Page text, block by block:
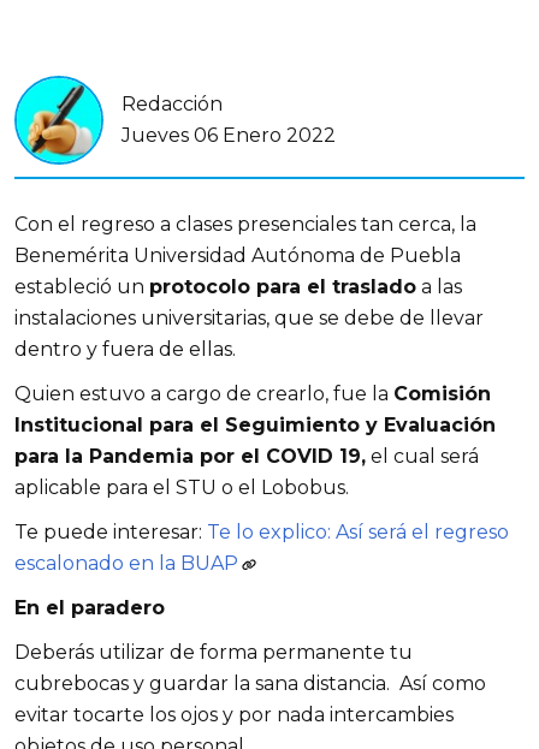
Redacción
Jueves 06 Enero 2022
Con el regreso a clases presenciales tan cerca, la
Benemérita Universidad Autónoma de Puebla
estableció un protocolo para el traslado a las
instalaciones universitarias, que se debe de llevar
dentro y fuera de ellas.
Quien estuvo a cargo de crearlo, fue la Comisión
Institucional para el Seguimiento y Evaluación
para la Pandemia por el COVID 19, el cual será
aplicable para el STU o el Lobobus.
Te puede interesar: Te lo explico: Así será el regreso
escalonado en la BUAP
En el paradero
Deberás utilizar de forma permanente tu
cubrebocas y guardar la sana distancia. Así como
evitar tocarte los ojos y por nada intercambies